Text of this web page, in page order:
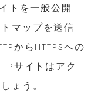
トを一般公開
マップを送信
からHTTPSへの
サイトはアク
ょう。